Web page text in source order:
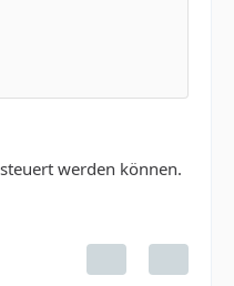
werden können.